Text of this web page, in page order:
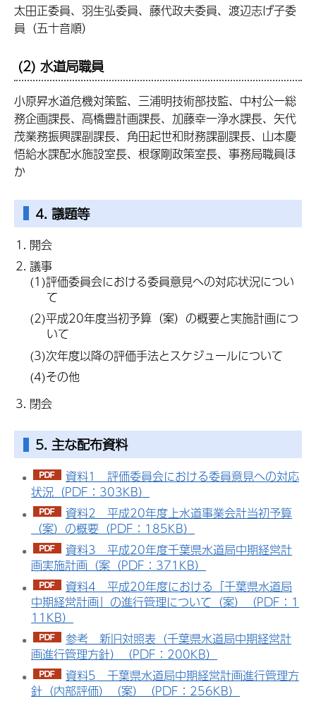
太田正委員、羽生弘委員、藤代政夫委員、渡辺志げ子委
員（五十音順）
(2) 水道局職員
小原昇水道危機対策監、三浦明技術部技監、中村公一総
務企画課長、高橋豊計画課長、加藤幸一浄水課長、矢代
茂業務振興課副課長、角田起世和財務課副課長、山本慶
悟給水課配水施設室長、根塚剛政策室長、事務局職員ほ
か
4. 議題等
開会
議事
(1)評価委員会における委員意見への対応状況につい
て
(2)平成20年度当初予算（案）の概要と実施計画につ
いて
(3)次年度以降の評価手法とスケジュールについて
(4)その他
閉会
5. 主な配布資料
資料1 評価委員会における委員意見への対応
状況（PDF：303KB）
資料2 平成20年度上水道事業会計当初予算
（案）の概要（PDF：185KB）
資料3 平成20年度千葉県水道局中期経営計
画実施計画（案（PDF：371KB）
資料4 平成20年度における「千葉県水道局
中期経営計画」の進行管理について（案）（PDF：1
11KB）
参考 新旧対照表（千葉県水道局中期経営計
画進行管理方針）（PDF：200KB）
資料5 千葉県水道局中期経営計画進行管理方
針（内部評価）（案）（PDF：256KB）